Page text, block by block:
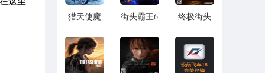
猎天使魔
街头霸王6
终极街头
最新版